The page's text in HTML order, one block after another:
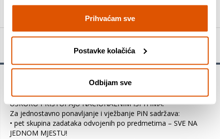
Prihvaćam sve
Postavke kolačića
Odbijam sve
PiN, prisjeti se i napiši, knjiga s primjerima zadataka za
procjenu znanja od 1. do 4. razreda – ZA UČENIKE KOJI
USKORO PRISTUPAJU NACIONALNIM ISPITIMA.
Za jednostavno ponavljanje i vježbanje PiN sadržava:
• pet skupina zadataka odvojenih po predmetima – SVE NA
JEDNOM MJESTU!